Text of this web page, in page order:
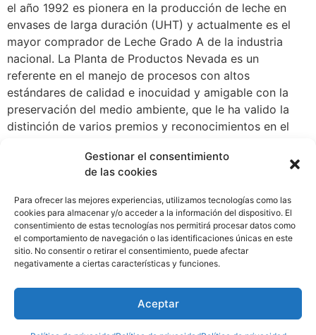
Gestionar el consentimiento
de las cookies
Para ofrecer las mejores experiencias, utilizamos tecnologías como las
cookies para almacenar y/o acceder a la información del dispositivo. El
consentimiento de estas tecnologías nos permitirá procesar datos como
el comportamiento de navegación o las identificaciones únicas en este
sitio. No consentir o retirar el consentimiento, puede afectar
negativamente a ciertas características y funciones.
Aceptar
el año 1992 es pionera en la producción de leche en
envases de larga duración (UHT) y actualmente es el
mayor comprador de Leche Grado A de la industria
nacional. La Planta de Productos Nevada es un
referente en el manejo de procesos con altos
estándares de calidad e inocuidad y amigable con la
preservación del medio ambiente, que le ha valido la
distinción de varios premios y reconocimientos en el
ambientales sostenibles en los 2015, 2016, 2017, 2019 y
2022. Sus marcas líderes en el mercado panameño con
nuestras marcas La Chiricana, Nevada y Dos Pinos, son
productos elaborados a partir de leche de la mejor
calidad, aportando nutrición, salud y bienestar a todos
los consumidores.Leche La Chiricana es líder del
mercado con el 46.1% de participación. Mientras que,
Dos Pinos, representan el 56.9% del mercado de
acuerdo con la firma Dichter & Neira.